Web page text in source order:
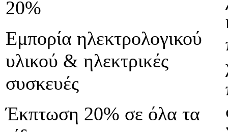
20%
Εμπορία ηλεκτρολογικού
υλικού & ηλεκτρικές
συσκευές
Έκπτωση 20% σε όλα τα